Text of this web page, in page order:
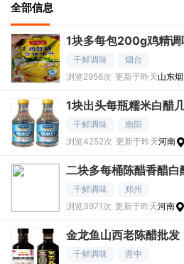
全部信息
1块多每包200g鸡精
干鲜调味
烟台
浏览2956次 更新于昨天山东
1块出头每瓶糯米白醋
干鲜调味
南阳
浏览4252次 更新于昨天河南
二块多每桶陈醋香醋白
干鲜调味
郑州
浏览3971次 更新于昨天河南
金龙鱼山西老陈醋批发
干鲜调味
晋中